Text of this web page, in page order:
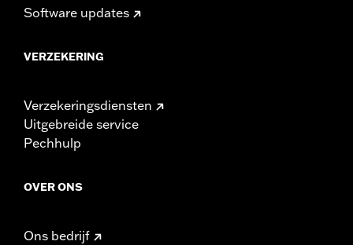
Software updates
VERZEKERING
Verzekeringsdiensten
Uitgebreide service
Pechhulp
OVER ONS
Ons bedrijf